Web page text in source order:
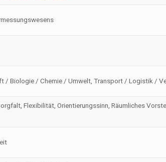
/ Biologie / Chemie / Umwelt, Transport / Logistik /
Flexibilität, Orientierungssinn, Räumliches